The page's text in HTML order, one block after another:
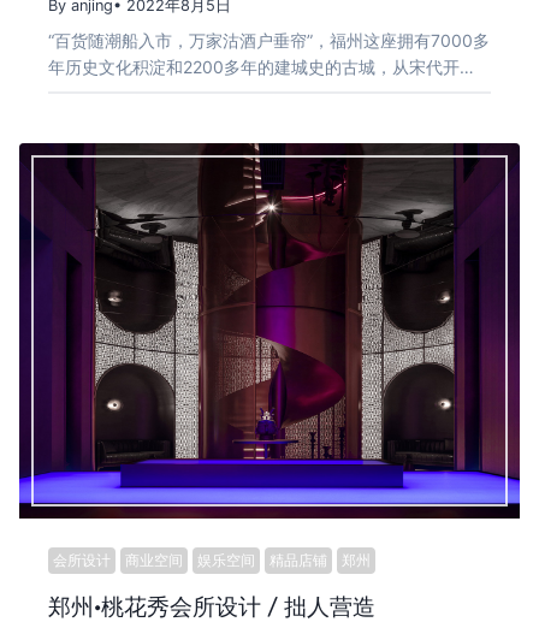
By anjing• 2022年8月5日
“百货随潮船入市，万家沽酒户垂帘”，福州这座拥有7000多
年历史文化积淀和2200多年的建城史的古城，从宋代开…
会所设计 商业空间 娱乐空间 精品店铺 郑州
郑州·桃花秀会所设计 / 拙人营造